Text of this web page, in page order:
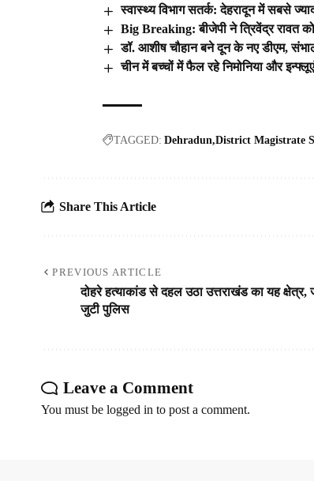
स्वास्थ्य विभाग सतर्क: देहरादून में सबसे
Big Breaking: बीजेपी ने त्रिवेंद्र रावत को
डॉ. आशीष चौहान बने दून के नए डीएम,
चीन में बच्चों में फैल रहे निमोनिया और
TAGGED: Dehradun District Magistrate
Share This Article
PREVIOUS ARTICLE
दोहरे हत्याकांड से दहल उठा उत्तराखंड का यह क्षेत्र,
जुटी पुलिस
Leave a Comment
You must be logged in to post a comment.